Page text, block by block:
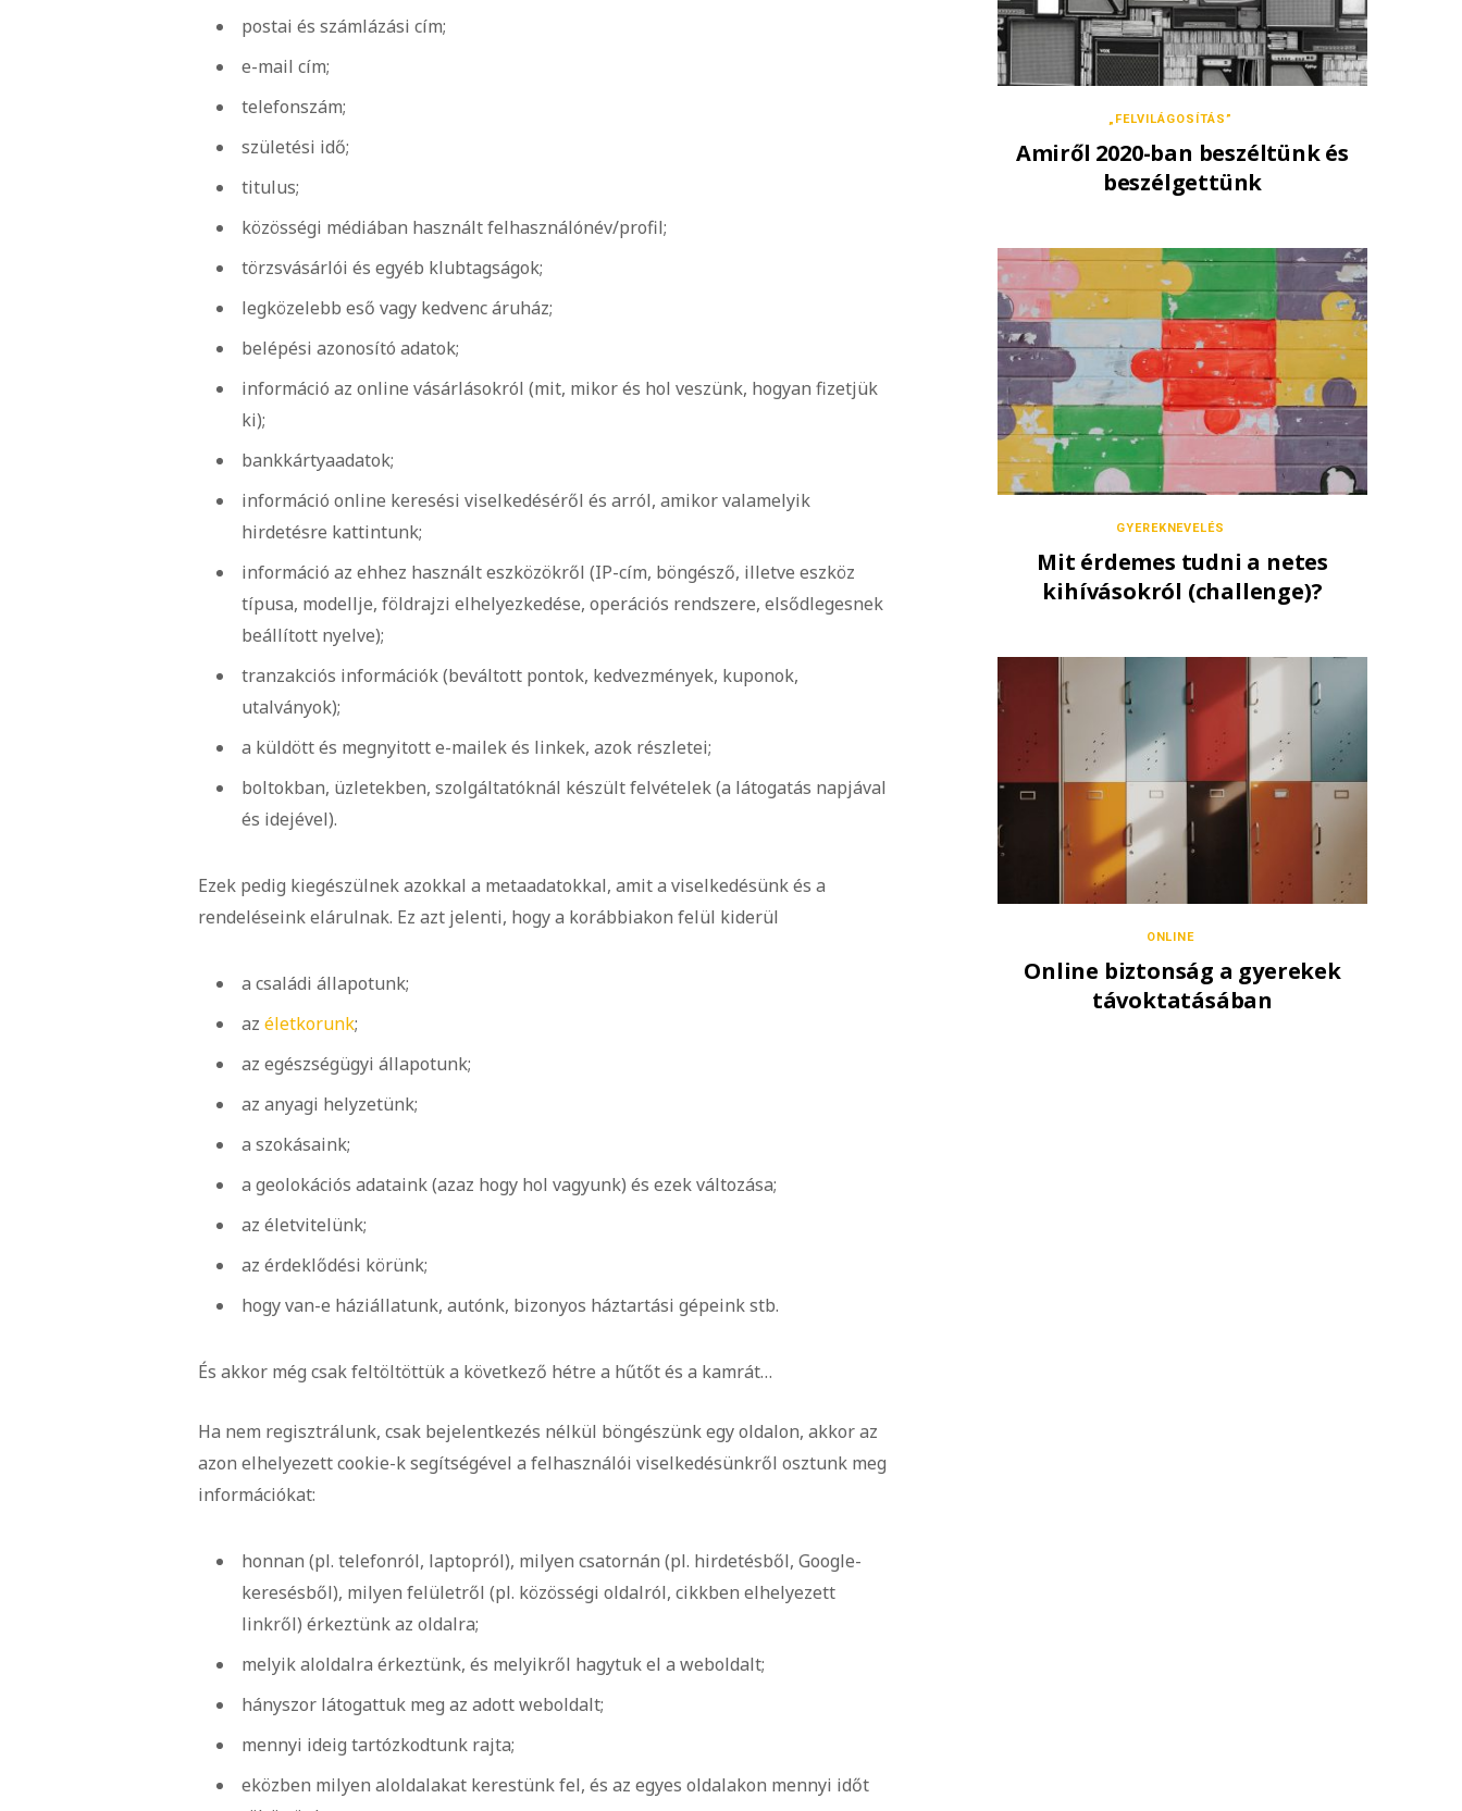
postai és számlázási cím;
e-mail cím;
telefonszám;
születési idő;
titulus;
közösségi médiában használt felhasználónév/profil;
törzsvásárlói és egyéb klubtagságok;
legközelebb eső vagy kedvenc áruház;
belépési azonosító adatok;
információ az online vásárlásokról (mit, mikor és hol veszünk, hogyan fizetjük
ki);
bankkártyaadatok;
információ online keresési viselkedéséről és arról, amikor valamelyik
hirdetésre kattintunk;
információ az ehhez használt eszközökről (IP-cím, böngésző, illetve eszköz
típusa, modellje, földrajzi elhelyezkedése, operációs rendszere, elsődlegesnek
beállított nyelve);
tranzakciós információk (beváltott pontok, kedvezmények, kuponok,
utalványok);
a küldött és megnyitott e-mailek és linkek, azok részletei;
boltokban, üzletekben, szolgáltatóknál készült felvételek (a látogatás napjával
és idejével).
Ezek pedig kiegészülnek azokkal a metaadatokkal, amit a viselkedésünk és a
rendeléseink elárulnak. Ez azt jelenti, hogy a korábbiakon felül kiderül
a családi állapotunk;
az életkorunk;
az egészségügyi állapotunk;
az anyagi helyzetünk;
a szokásaink;
a geolokációs adataink (azaz hogy hol vagyunk) és ezek változása;
az életvitelünk;
az érdeklődési körünk;
hogy van-e háziállatunk, autónk, bizonyos háztartási gépeink stb.
És akkor még csak feltöltöttük a következő hétre a hűtőt és a kamrát…
Ha nem regisztrálunk, csak bejelentkezés nélkül böngészünk egy oldalon, akkor az
azon elhelyezett cookie-k segítségével a felhasználói viselkedésünkről osztunk meg
információkat:
honnan (pl. telefonról, laptopról), milyen csatornán (pl. hirdetésből, Google-
keresésből), milyen felületről (pl. közösségi oldalról, cikkben elhelyezett
linkről) érkeztünk az oldalra;
melyik aloldalra érkeztünk, és melyikről hagytuk el a weboldalt;
hányszor látogattuk meg az adott weboldalt;
mennyi ideig tartózkodtunk rajta;
eközben milyen aloldalakat kerestünk fel, és az egyes oldalakon mennyi időt
„FELVILÁGOSÍTÁS”
Amiről 2020-ban beszéltünk és
beszélgettünk
GYEREKNEVELÉS
Mit érdemes tudni a netes
kihívásokról (challenge)?
ONLINE
Online biztonság a gyerekek
távoktatásában